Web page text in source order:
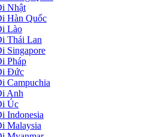
Nhật
Hàn Quốc
Lào
Thái Lan
Singapore
Pháp
Đức
Campuchia
Anh
Úc
Indonesia
Malaysia